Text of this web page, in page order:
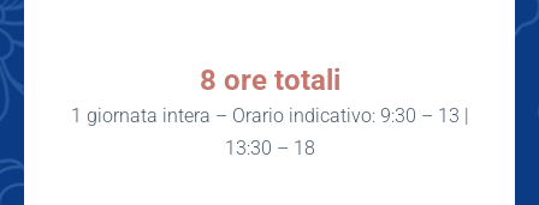
8 ore totali
1 giornata intera – Orario indicativo: 9:30 – 13 |
13:30 – 18